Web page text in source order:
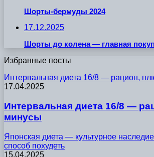
Шорты-бермуды 2024
17.12.2025
Шорты до колена — главная
Избранные посты
Интервальная диета 16/8 — рацион,
17.04.2025
Интервальная диета 16/8 —
минусы
Японская диета — культурное
способ похудеть
15.04.2025